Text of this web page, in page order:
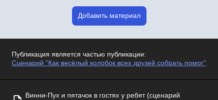
Добавить материал
Публикация является частью публикации:
Сценарий "Как весёлый колобок всех друзей собрать помог"
Винни-Пух и пятачок в гостях у ребят (сценарий